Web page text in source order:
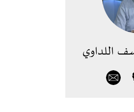
اللداوي